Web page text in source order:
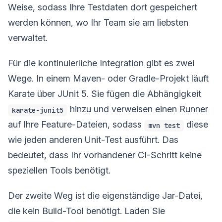
Weise, sodass Ihre Testdaten dort gespeichert
werden können, wo Ihr Team sie am liebsten
verwaltet.
Für die kontinuierliche Integration gibt es zwei
Wege. In einem Maven- oder Gradle-Projekt läuft
Karate über JUnit 5. Sie fügen die Abhängigkeit
karate-junit5
hinzu und verweisen einen Runner
auf Ihre Feature-Dateien, sodass
mvn test
diese
wie jeden anderen Unit-Test ausführt. Das
bedeutet, dass Ihr vorhandener CI-Schritt keine
speziellen Tools benötigt.
Der zweite Weg ist die eigenständige Jar-Datei,
die kein Build-Tool benötigt. Laden Sie